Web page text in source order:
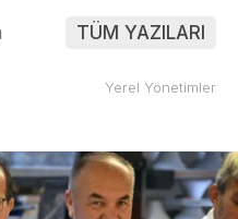
TÜM YAZILARI
Yerel Yönetimler